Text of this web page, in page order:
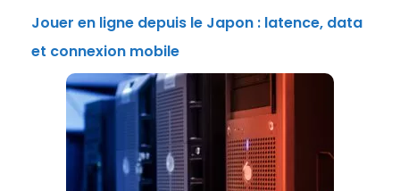
Jouer en ligne depuis le Japon : latence, data
et connexion mobile